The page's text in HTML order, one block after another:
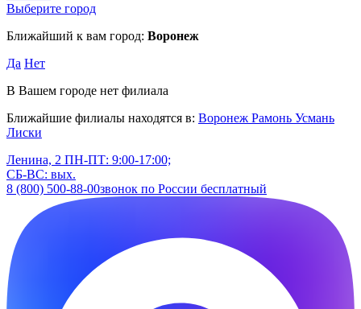
Выберите город
Ближайший к вам город: Воронеж
Да Нет
В Вашем городе нет филиала
Ближайшие филиалы находятся в: Воронеж Рамонь Усмань
Лиски
Ленина, 2 ПН-ПТ: 9:00-17:00;
СБ-ВС: вых.
8 (800) 500-88-00звонок по России бесплатный